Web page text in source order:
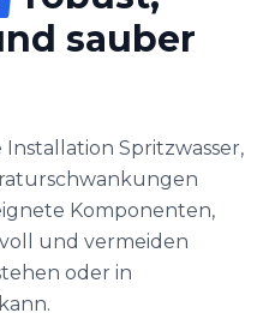
sauber
Spritzwasser,
Komponenten,
und vermeiden
oder in